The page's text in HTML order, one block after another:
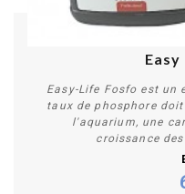
Easy-Life Fosfo est un
taux de phosphore
l'aquarium, une
croissance